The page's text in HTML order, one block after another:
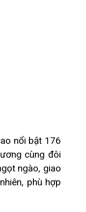
nổi bật 176
cùng đôi
ngào, giao
phù hợp